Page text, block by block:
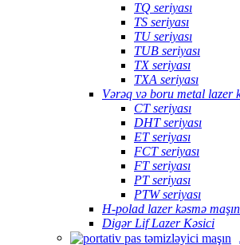
TQ seriyası
TS seriyası
TU seriyası
TUB seriyası
TX seriyası
TXA seriyası
Vərəq və boru metal lazer
CT seriyası
DHT seriyası
ET seriyası
FCT seriyası
FT seriyası
PT seriyası
PTW seriyası
H-polad lazer kəsmə
Digər Lif Lazer Kəsici